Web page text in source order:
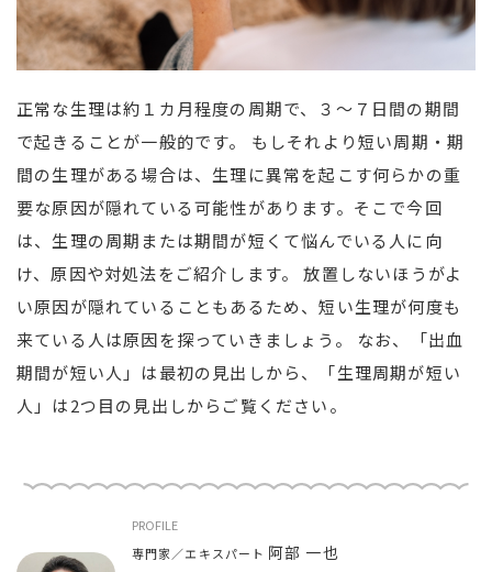
正常な生理は約１カ月程度の周期で、３～７日間の期間
で起きることが一般的です。 もしそれより短い周期・期
間の生理がある場合は、生理に異常を起こす何らかの重
要な原因が隠れている可能性があります。そこで今回
は、生理の周期または期間が短くて悩んでいる人に向
け、原因や対処法をご紹介します。 放置しないほうがよ
い原因が隠れていることもあるため、短い生理が何度も
来ている人は原因を探っていきましょう。 なお、「出血
期間が短い人」は最初の見出しから、「生理周期が短い
人」は2つ目の見出しからご覧ください。
PROFILE
専門家／エキスパート 阿部 一也